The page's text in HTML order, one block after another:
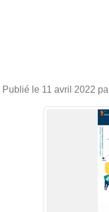
Publié le 11 avril 2022